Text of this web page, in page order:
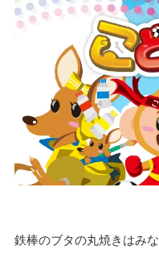
鉄棒のブタの丸焼きはみ